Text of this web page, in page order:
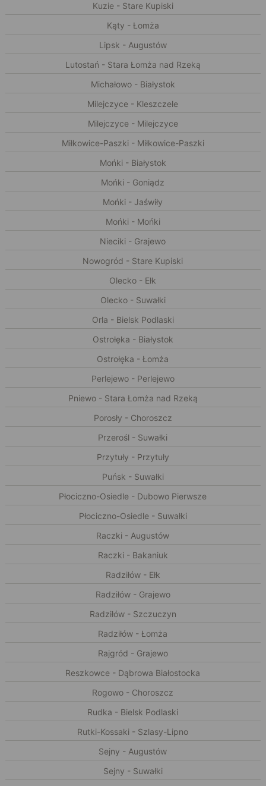
Kuzie - Stare Kupiski
Kąty - Łomża
Lipsk - Augustów
Lutostań - Stara Łomża nad Rzeką
Michałowo - Białystok
Milejczyce - Kleszczele
Milejczyce - Milejczyce
Miłkowice-Paszki - Miłkowice-Paszki
Mońki - Białystok
Mońki - Goniądz
Mońki - Jaświły
Mońki - Mońki
Nieciki - Grajewo
Nowogród - Stare Kupiski
Olecko - Ełk
Olecko - Suwałki
Orla - Bielsk Podlaski
Ostrołęka - Białystok
Ostrołęka - Łomża
Perlejewo - Perlejewo
Pniewo - Stara Łomża nad Rzeką
Porosły - Choroszcz
Przerośl - Suwałki
Przytuły - Przytuły
Puńsk - Suwałki
Płociczno-Osiedle - Dubowo Pierwsze
Płociczno-Osiedle - Suwałki
Raczki - Augustów
Raczki - Bakaniuk
Radziłów - Ełk
Radziłów - Grajewo
Radziłów - Szczuczyn
Radziłów - Łomża
Rajgród - Grajewo
Reszkowce - Dąbrowa Białostocka
Rogowo - Choroszcz
Rudka - Bielsk Podlaski
Rutki-Kossaki - Szlasy-Lipno
Sejny - Augustów
Sejny - Suwałki